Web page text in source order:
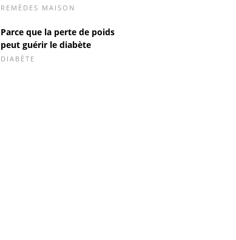
REMÈDES MAISON
Parce que la perte de poids
peut guérir le diabète
DIABÈTE